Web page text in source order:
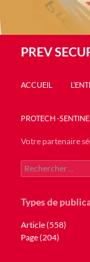
PREV
ACCUEIL
PROTECH -SENTINEL
Votre partenaire
Rechercher :
Types de
Article (558)
Page (204)